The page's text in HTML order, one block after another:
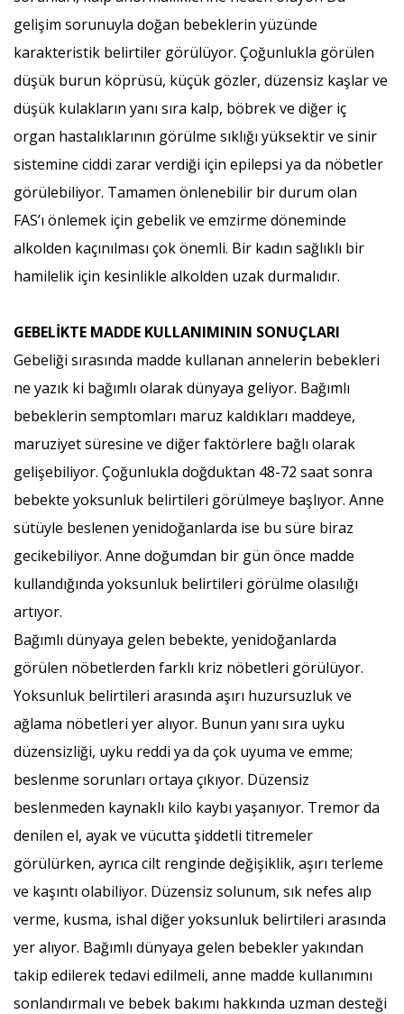
gelişim sorunuyla doğan bebeklerin yüzünde
karakteristik belirtiler görülüyor. Çoğunlukla görülen
düşük burun köprüsü, küçük gözler, düzensiz kaşlar ve
düşük kulakların yanı sıra kalp, böbrek ve diğer iç
organ hastalıklarının görülme sıklığı yüksektir ve sinir
sistemine ciddi zarar verdiği için epilepsi ya da nöbetler
görülebiliyor. Tamamen önlenebilir bir durum olan
FAS’ı önlemek için gebelik ve emzirme döneminde
alkolden kaçınılması çok önemli. Bir kadın sağlıklı bir
hamilelik için kesinlikle alkolden uzak durmalıdır.
GEBELİKTE MADDE KULLANIMININ SONUÇLARI
Gebeliği sırasında madde kullanan annelerin bebekleri
ne yazık ki bağımlı olarak dünyaya geliyor. Bağımlı
bebeklerin semptomları maruz kaldıkları maddeye,
maruziyet süresine ve diğer faktörlere bağlı olarak
gelişebiliyor. Çoğunlukla doğduktan 48-72 saat sonra
bebekte yoksunluk belirtileri görülmeye başlıyor. Anne
sütüyle beslenen yenidoğanlarda ise bu süre biraz
gecikebiliyor. Anne doğumdan bir gün önce madde
kullandığında yoksunluk belirtileri görülme olasılığı
artıyor.
Bağımlı dünyaya gelen bebekte, yenidoğanlarda
görülen nöbetlerden farklı kriz nöbetleri görülüyor.
Yoksunluk belirtileri arasında aşırı huzursuzluk ve
ağlama nöbetleri yer alıyor. Bunun yanı sıra uyku
düzensizliği, uyku reddi ya da çok uyuma ve emme;
beslenme sorunları ortaya çıkıyor. Düzensiz
beslenmeden kaynaklı kilo kaybı yaşanıyor. Tremor da
denilen el, ayak ve vücutta şiddetli titremeler
görülürken, ayrıca cilt renginde değişiklik, aşırı terleme
ve kaşıntı olabiliyor. Düzensiz solunum, sık nefes alıp
verme, kusma, ishal diğer yoksunluk belirtileri arasında
yer alıyor. Bağımlı dünyaya gelen bebekler yakından
takip edilerek tedavi edilmeli, anne madde kullanımını
sonlandırmalı ve bebek bakımı hakkında uzman desteği